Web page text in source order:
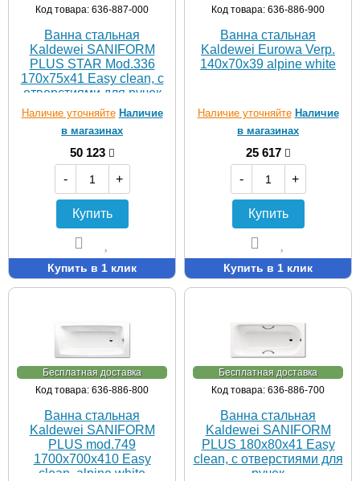
Код товара: 636-887-000
Ванна стальная
Kaldewei SANIFORM
PLUS STAR Mod.336
170х75х41 Easy clean, с
отверстиями для ручек
Наличие уточняйте Наличие
в магазинах
50 123
-
+
Купить
Купить в 1 клик
Код товара: 636-886-900
Ванна стальная
Kaldewei Eurowa Verp.
140х70х39 alpine white
Наличие уточняйте Наличие
в магазинах
25 617
-
+
Купить
Купить в 1 клик
Бесплатная доставка
Код товара: 636-886-800
Ванна стальная
Kaldewei SANIFORM
PLUS mod.749
1700х700х410 Easy
clean, alpine white
Бесплатная доставка
Код товара: 636-886-700
Ванна стальная
Kaldewei SANIFORM
PLUS 180х80х41 Easy
clean, с отверстиями для
ручек